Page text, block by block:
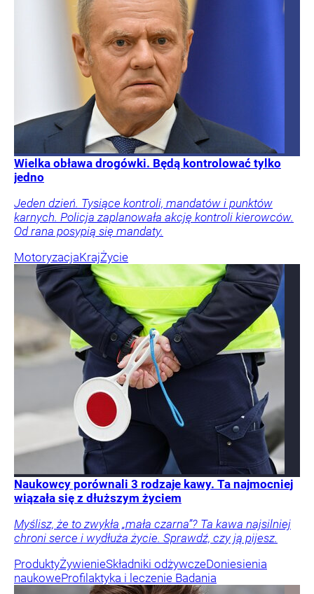
Wielka obława drogówki. Będą kontrolować tylko
jedno
Jeden dzień. Tysiące kontroli, mandatów i punktów
karnych. Policja zaplanowała akcję kontroli kierowców.
Od rana posypią się mandaty.
MotoryzacjaKrajŻycie
Naukowcy porównali 3 rodzaje kawy. Ta najmocniej
wiązała się z dłuższym życiem
Myślisz, że to zwykła „mała czarna”? Ta kawa najsilniej
chroni serce i wydłuża życie. Sprawdź, czy ją pijesz.
ProduktyŻywienieSkładniki odżywczeDoniesienia
naukoweProfilaktyka i leczenie Badania